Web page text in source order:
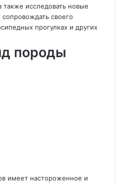
также исследовать новые
своего
прогулках и других
породы
имеет настороженное и